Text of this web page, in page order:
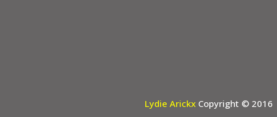
Lydie ArickxCopyright © 2016